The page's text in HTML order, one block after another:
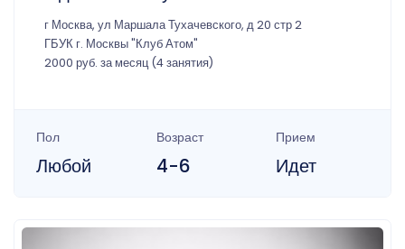
г Москва, ул Маршала Тухачевского, д 20 стр 2
ГБУК г. Москвы "Клуб Атом"
2000 руб. за месяц (4 занятия)
Пол
Любой
Возраст
4-6
Прием
Идет